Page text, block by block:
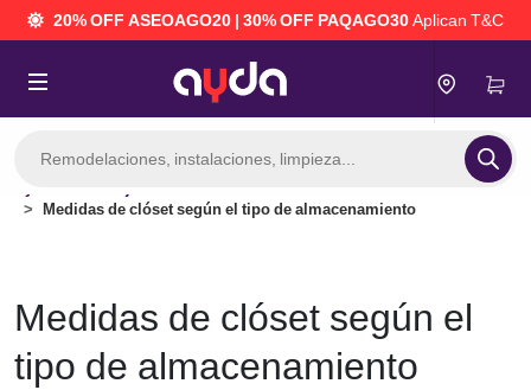
20% OFF ASEOAGO20 | 30% OFF PAQAGO30Aplican T&C
productos
Medidas de clóset según el tipo de almacenamiento
Medidas de clóset según el
tipo de almacenamiento